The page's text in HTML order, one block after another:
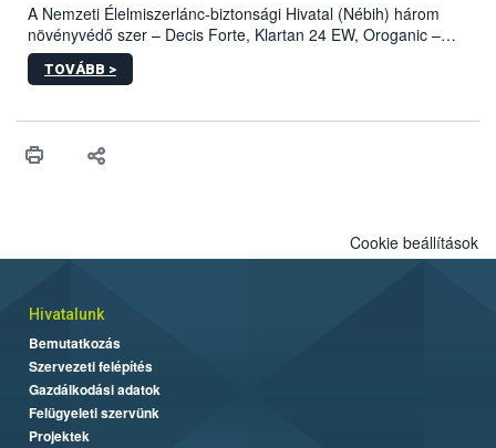
A Nemzeti Élelmiszerlánc-biztonsági Hivatal (Nébih) három
növényvédő szer – Decis Forte, Klartan 24 EW, Oroganic –
engedélyokiratát módosította, így azok a szüretet követően,
egészen a vesszőérettség (BBCH 91) stádiumáig
érésű szőlőkben is legyen lehetőség a károsító elleni további
felhasználók számára is elérhető és ökológiai termesztésben is
TOVÁBB >
Cookie beállítások
Hivatalunk
Bemutatkozás
Szervezeti felépítés
Gazdálkodási adatok
Felügyeleti szervünk
Projektek